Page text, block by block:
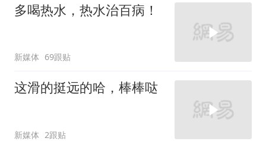
多喝热水，热水治百病！
新媒体 69跟贴
这滑的挺远的哈，棒棒哒
新媒体 2跟贴